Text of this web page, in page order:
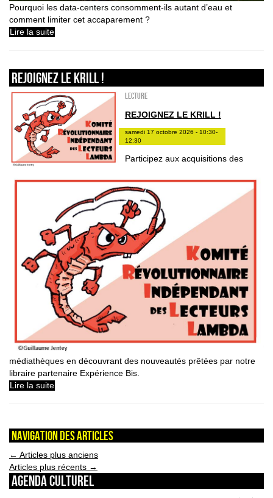
Pourquoi les data-centers consomment-ils autant d’eau et
comment limiter cet accaparement ?
Lire la suite
REJOIGNEZ LE KRILL !
Lecture
REJOIGNEZ LE KRILL !
samedi 17 octobre 2026 - 10:30-
12:30
Participez aux acquisitions des
médiathèques en découvrant des nouveautés prêtées par notre
libraire partenaire Expérience Bis.
Lire la suite
Navigation des articles
← Articles plus anciens
Articles plus récents →
Agenda culturel